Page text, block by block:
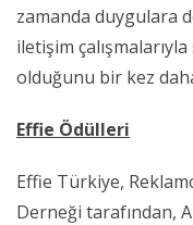
zamanda duygulara
iletişim
olduğunu bir kez
Effie Ödülleri
Effie Türkiye,
Derneği tarafından,